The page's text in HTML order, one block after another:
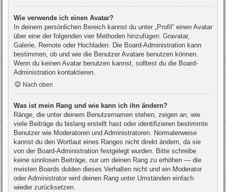
Wie verwende ich einen Avatar?
In deinem persönlichen Bereich kannst du unter „Profil“ einen Avatar
über eine der folgenden vier Methoden hinzufügen: Gravatar,
Galerie, Remote oder Hochladen. Die Board-Administration kann
bestimmen, ob und wie die Benutzer Avatare benutzen können.
Wenn du keinen Avatar benutzen kannst, solltest du die Board-
Administration kontaktieren.
Nach oben
Was ist mein Rang und wie kann ich ihn ändern?
Ränge, die unter deinem Benutzernamen stehen, zeigen an, wie
viele Beiträge du bislang erstellt hast oder identifizieren bestimmte
Benutzer wie Moderatoren und Administratoren. Normalerweise
kannst du den Wortlaut eines Ranges nicht direkt ändern, da sie
von der Board-Administration festgelegt wurden. Bitte schreibe
keine sinnlosen Beiträge, nur um deinen Rang zu erhöhen — die
meisten Boards dulden dieses Verhalten nicht und ein Moderator
oder Administrator wird deinen Rang unter Umständen einfach
wieder zurücksetzen.